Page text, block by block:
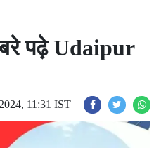
पढ़े Udaipur
11:31 IST